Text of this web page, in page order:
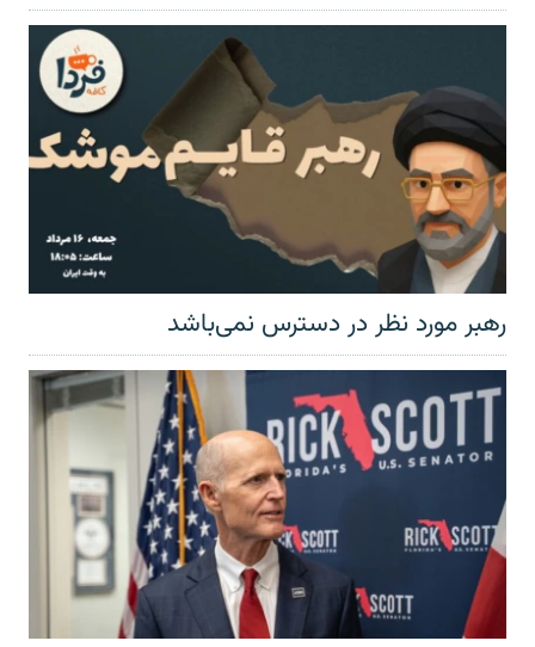
رهبر مورد نظر در دسترس نمی‌باشد